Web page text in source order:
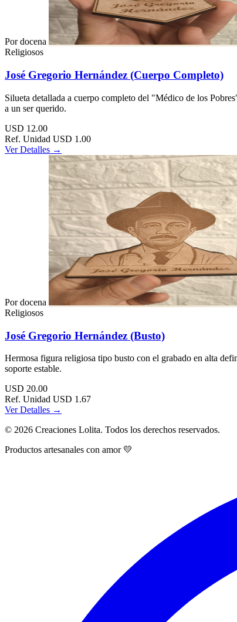
Por docena
Religiosos
José Gregorio Hernández (Cuerpo Completo)
Silueta detallada a cuerpo completo del "Médico de los
a un ser querido.
USD 12.00
Ref. Unidad USD 1.00
Ver Detalles →
Por docena
Religiosos
José Gregorio Hernández (Busto)
Hermosa figura religiosa tipo busto con el grabado en alta
soporte estable.
USD 20.00
Ref. Unidad USD 1.67
Ver Detalles →
© 2026 Creaciones Lolita. Todos los derechos reservados.
Productos artesanales con amor 💛